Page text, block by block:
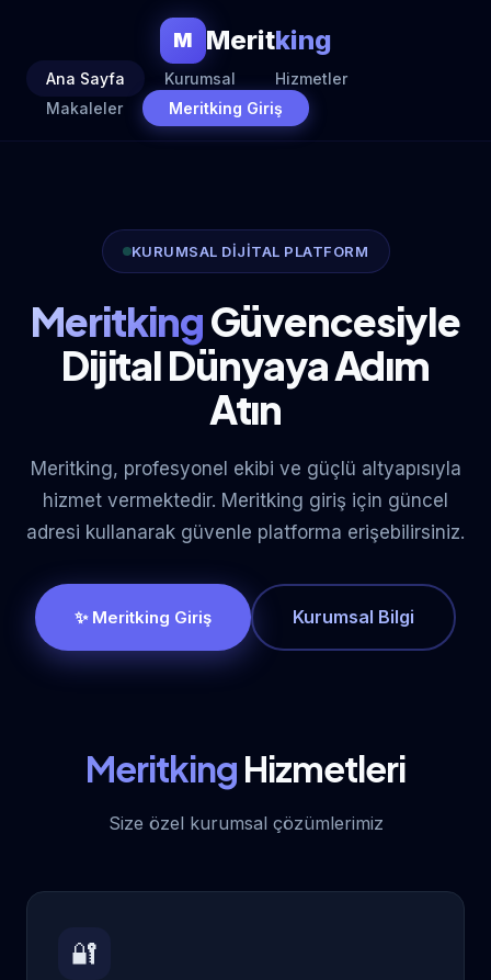
M Meritking
Ana Sayfa Kurumsal
Hizmetler
Makaleler
Meritking Giriş
KURUMSAL DİJİTAL PLATFORM
MeritkingGüvencesiyle
Dijital Dünyaya Adım
Atın
Meritking, profesyonel ekibi ve güçlü altyapısıyla
hizmet vermektedir. Meritking giriş için güncel
adresi kullanarak güvenle platforma erişebilirsiniz.
✨ Meritking Giriş Kurumsal Bilgi
Meritking Hizmetleri
Size özel kurumsal çözümlerimiz
🔐